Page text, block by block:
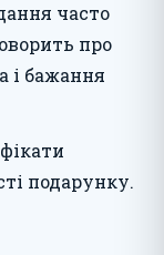
часто
про
і бажання
подарунку.